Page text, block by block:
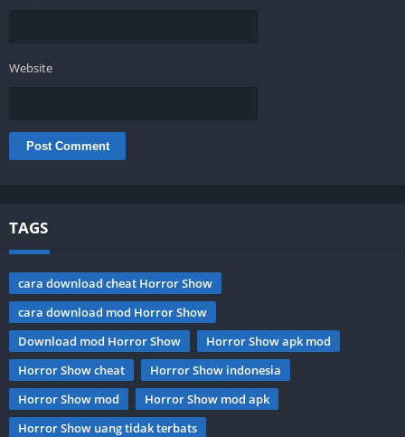
Website
TAGS
cara download cheat Horror Show
cara download mod Horror Show
Download mod Horror Show
Horror Show apk mod
Horror Show cheat
Horror Show indonesia
Horror Show mod
Horror Show mod apk
Horror Show uang tidak terbats